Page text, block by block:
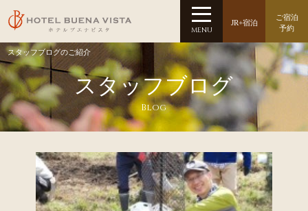
スタッフブログのご紹介
スタッフブログ
Blog
MENU
JR+宿泊
ご宿泊
予約